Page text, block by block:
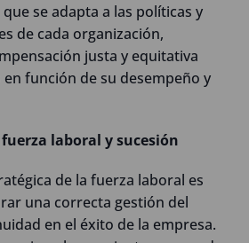
se adapta a las políticas y
de cada organización,
justa y equitativa
función de su desempeño y
laboral y sucesión
de la fuerza laboral es
una correcta gestión del
en el éxito de la empresa.